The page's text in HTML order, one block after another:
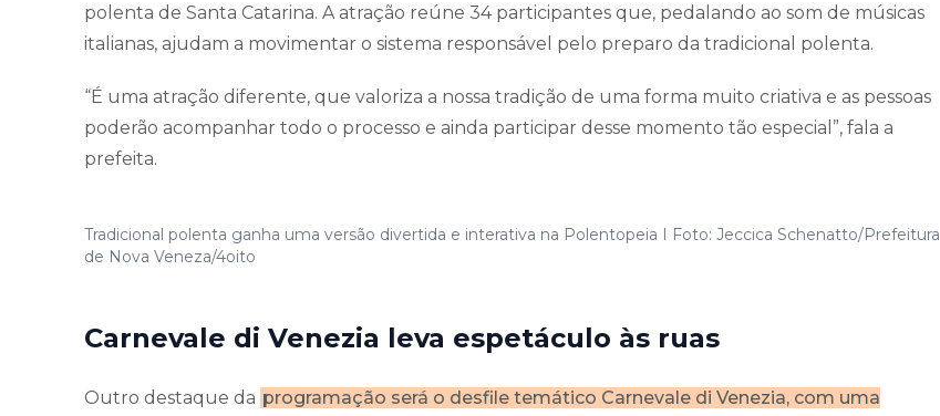
polenta de Santa Catarina. A atração reúne 34 participantes que, pedalando ao som de músicas
italianas, ajudam a movimentar o sistema responsável pelo preparo da tradicional polenta.
“É uma atração diferente, que valoriza a nossa tradição de uma forma muito criativa e as pessoas
poderão acompanhar todo o processo e ainda participar desse momento tão especial”, fala a
prefeita.
Tradicional polenta ganha uma versão divertida e interativa na Polentopeia I Foto: Jeccica Schenatto/Prefeitura
de Nova Veneza/4oito
Carnevale di Venezia leva espetáculo às ruas
Outro destaque da programação será o desfile temático Carnevale di Venezia, com uma